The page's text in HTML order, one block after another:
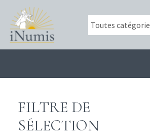
FILTRE DE
SÉLECTION